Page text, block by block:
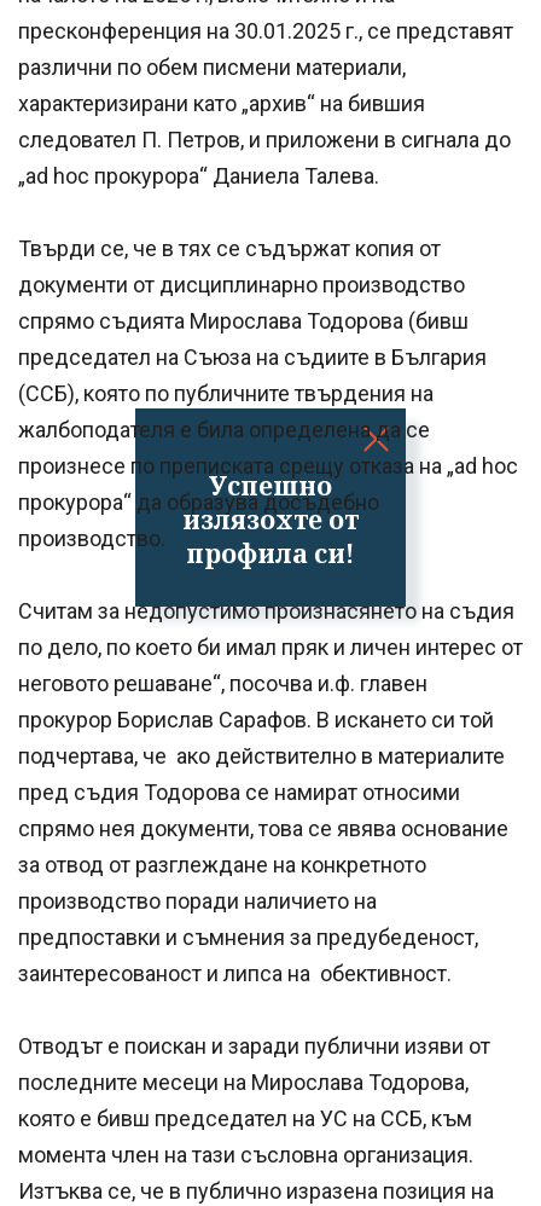
Успешно
излязохте от
профила си!
пресконференция на 30.01.2025 г., се представят
различни по обем писмени материали,
характеризирани като „архив“ на бившия
следовател П. Петров, и приложени в сигнала до
„ad hoc прокурора“ Даниела Талева.
Твърди се, че в тях се съдържат копия от
документи от дисциплинарно производство
спрямо съдията Мирослава Тодорова (бивш
председател на Съюза на съдиите в България
(ССБ), която по публичните твърдения на
жалбоподателя е била определена да се
произнесе по преписката срещу отказа на „ad hoc
прокурора“ да образува досъдебно
производство.
Считам за недопустимо произнасянето на съдия
по дело, по което би имал пряк и личен интерес от
неговото решаване“, посочва и.ф. главен
прокурор Борислав Сарафов. В искането си той
подчертава, че ако действително в материалите
пред съдия Тодорова се намират относими
спрямо нея документи, това се явява основание
за отвод от разглеждане на конкретното
производство поради наличието на
предпоставки и съмнения за предубеденост,
заинтересованост и липса на обективност.
Отводът е поискан и заради публични изяви от
последните месеци на Мирослава Тодорова,
която е бивш председател на УС на ССБ, към
момента член на тази съсловна организация.
Изтъква се, че в публично изразена позиция на